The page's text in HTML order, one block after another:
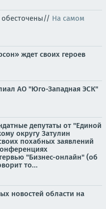
обесточены// На самом
ждет своих героев
АО "Юго-Западная ЭСК"
депутаты от "Единой
округу Затулин
похабных заявлений
"Бизнес-онлайн" (об
то...
новостей области на